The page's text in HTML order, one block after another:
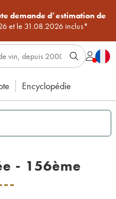
demande d’estimation de
et le 31.08.2026 inclus*
Encyclopédie
- 156ème